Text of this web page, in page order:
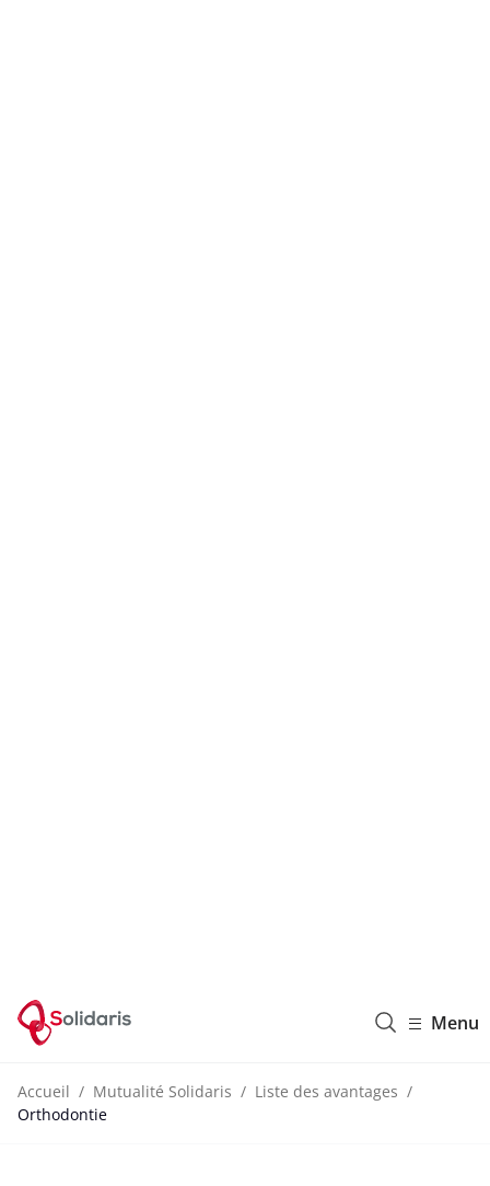
Menu
Accueil Mutualité Solidaris
Liste des avantages
Orthodontie